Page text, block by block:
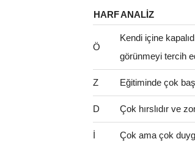
HARFANALIZ
Ö
Kendi içine
görünmeyi tercih
Z Eğitiminde çok
D Çok hırslıdır ve
İ Çok ama çok